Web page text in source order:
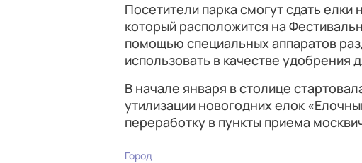
Посетители парка смогут сдать елки
который расположится на
помощью специальных аппаратов
использовать в качестве удобрения
В начале января в столице
утилизации новогодних елок
переработку в пункты приема
Город